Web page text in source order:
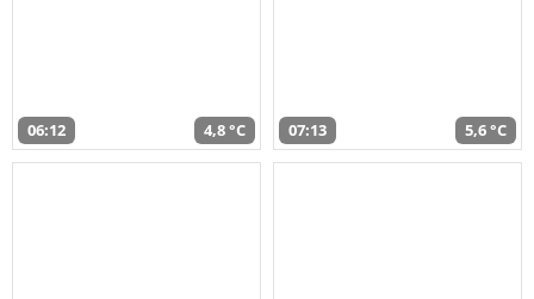
06:12 4,8 °C 07:13 5,6 °C